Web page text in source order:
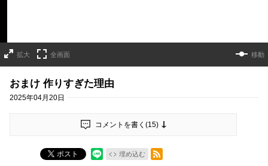
拡大 全画面 移動
おまけ 作りすぎた理由
2025年04月20日
コメントを書く(15)
ポスト 埋め込む
RSSフィード